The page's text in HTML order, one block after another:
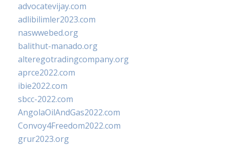
advocatevijay.com
adlibilimler2023.com
naswwebed.org
balithut-manado.org
alteregotradingcompany.org
aprce2022.com
ibie2022.com
sbcc-2022.com
AngolaOilAndGas2022.com
Convoy4Freedom2022.com
grur2023.org